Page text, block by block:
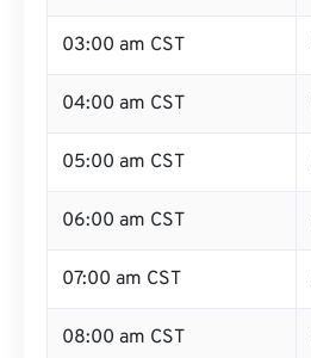
03:00 am CST
04:00 am CST
05:00 am CST
06:00 am CST
07:00 am CST
08:00 am CST